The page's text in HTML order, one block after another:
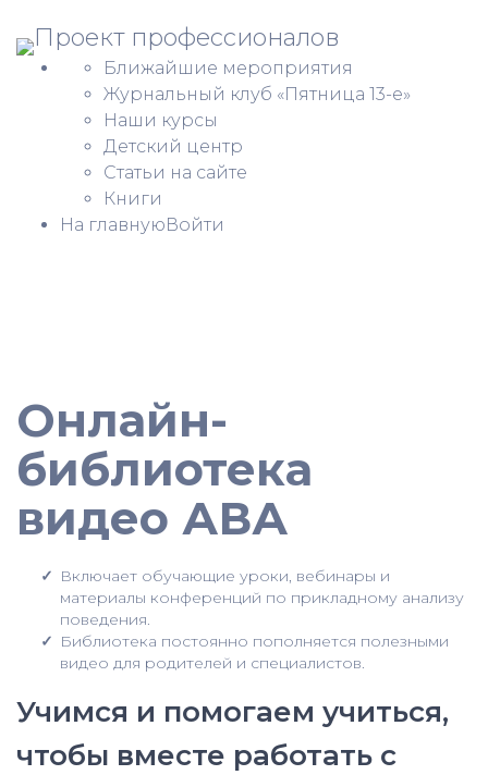
Ближайшие мероприятия
Журнальный клуб «Пятница 13-е»
Наши курсы
Детский центр
Статьи на сайте
Книги
На главнуюВойти
Онлайн-
библиотека
видео АВА
Включает обучающие уроки, вебинары и
материалы конференций по прикладному анализу
поведения.
Библиотека постоянно пополняется полезными
видео для родителей и специалистов.
Учимся и помогаем учиться,
чтобы вместе работать с